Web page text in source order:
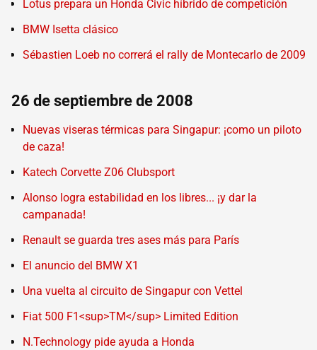
Lotus prepara un Honda Civic híbrido de competición
BMW Isetta clásico
Sébastien Loeb no correrá el rally de Montecarlo de 2009
26 de septiembre de 2008
Nuevas viseras térmicas para Singapur: ¡como un piloto
de caza!
Katech Corvette Z06 Clubsport
Alonso logra estabilidad en los libres... ¡y dar la
campanada!
Renault se guarda tres ases más para París
El anuncio del BMW X1
Una vuelta al circuito de Singapur con Vettel
Fiat 500 F1<sup>TM</sup> Limited Edition
N.Technology pide ayuda a Honda